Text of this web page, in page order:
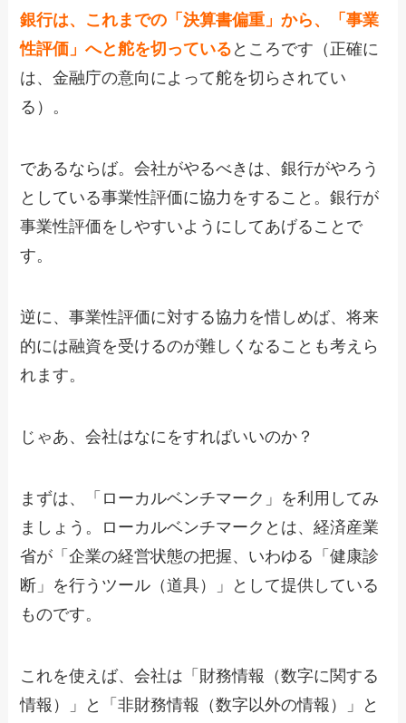
銀行は、これまでの「決算書偏重」から、「事業
性評価」へと舵を切っている ところです（正確に
は、金融庁の意向によって舵を切らされてい
る）。
であるならば。会社がやるべきは、銀行がやろう
としている事業性評価に協力をすること。銀行が
事業性評価をしやすいようにしてあげることで
す。
逆に、事業性評価に対する協力を惜しめば、将来
的には融資を受けるのが難しくなることも考えら
れます。
じゃあ、会社はなにをすればいいのか？
まずは、「ローカルベンチマーク」を利用してみ
ましょう。ローカルベンチマークとは、経済産業
省が「企業の経営状態の把握、いわゆる「健康診
断」を行うツール（道具）」として提供している
ものです。
これを使えば、会社は「財務情報（数字に関する
情報）」と「非財務情報（数字以外の情報）」と